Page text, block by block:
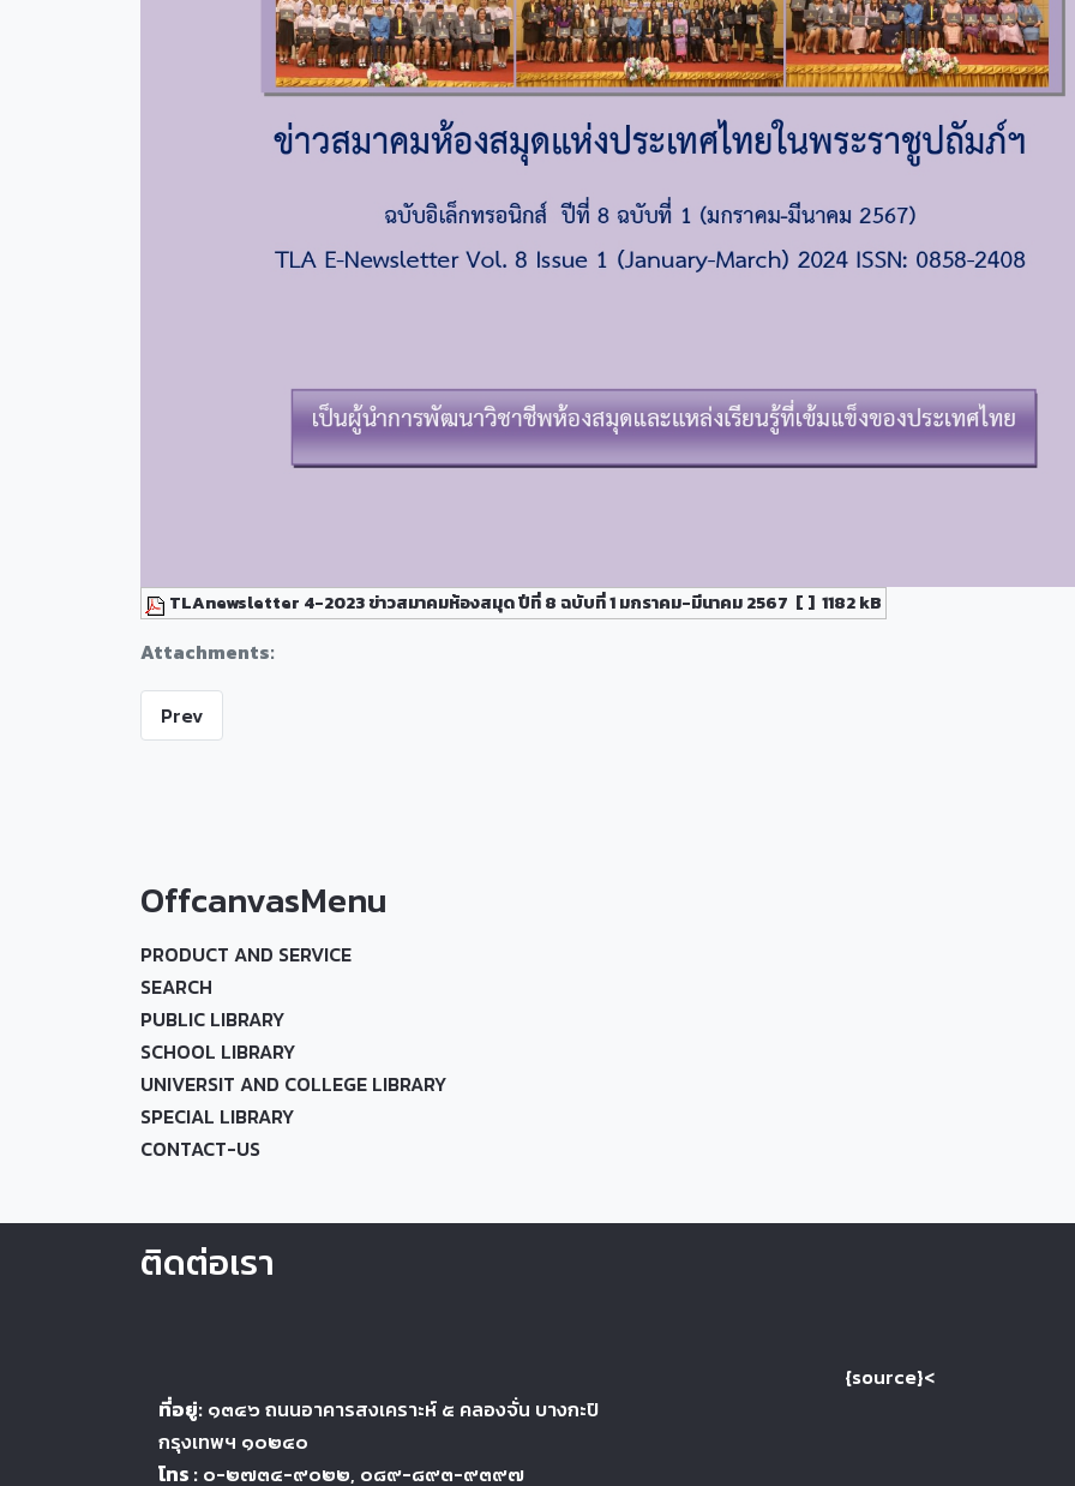
Attachments:
TLAnewsletter 4-2023 ข่าวสมาคมห้องสมุด ปีที่ 8 ฉบับที่ 1 มกราคม-มีนาคม 2567 [ ] 1182 kB
Prev
OffcanvasMenu
PRODUCT AND SERVICE
SEARCH
PUBLIC LIBRARY
SCHOOL LIBRARY
UNIVERSIT AND COLLEGE LIBRARY
SPECIAL LIBRARY
CONTACT-US
ติดต่อเรา
ที่อยู่: ๑๓๔๖ ถนนอาคารสงเคราะห์ ๕ คลองจั่น บางกะปิ
กรุงเทพฯ ๑๐๒๔๐
โทร : ๐-๒๗๓๔-๙๐๒๒, ๐๘๙-๘๙๓-๙๓๙๗
{source}<